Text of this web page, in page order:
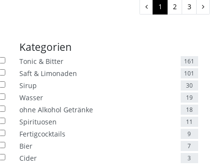
1 2 3
Kategorien
Tonic & Bitter 161
Saft & Limonaden 101
Sirup 30
Wasser 19
ohne Alkohol Getränke 18
Spirituosen 11
Fertigcocktails 9
Bier 7
Cider 3